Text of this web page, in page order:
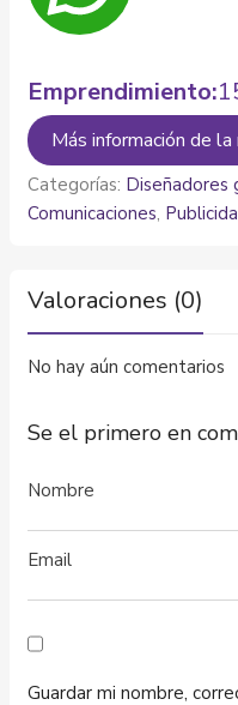
Emprendimiento:
Más información de la
Categorías: Diseñadores
Comunicaciones,
Valoraciones (0)
No hay aún comentarios
Se el primero en
Guardar mi nombre,